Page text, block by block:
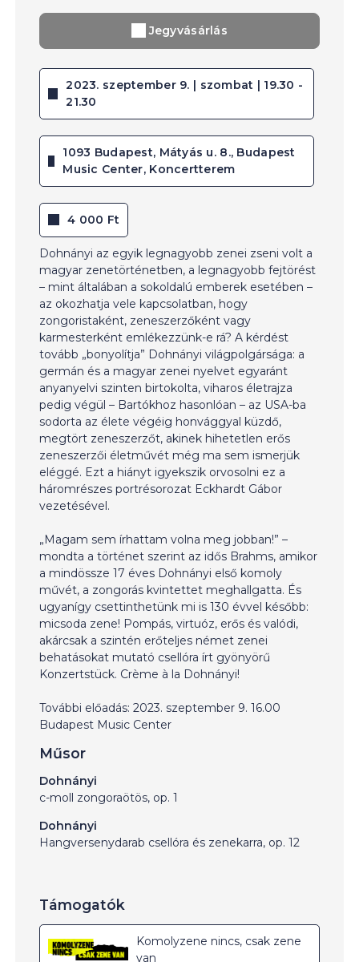
Jegyvásárlás
2023. szeptember 9. | szombat | 19.30 -
21.30
1093 Budapest, Mátyás u. 8., Budapest
Music Center, Koncertterem
4 000 Ft
Dohnányi az egyik legnagyobb zenei zseni volt a
magyar zenetörténetben, a legnagyobb fejtörést
– mint általában a sokoldalú emberek esetében –
az okozhatja vele kapcsolatban, hogy
zongoristaként, zeneszerzőként vagy
karmesterként emlékezzünk-e rá? A kérdést
tovább „bonyolítja” Dohnányi világpolgársága: a
germán és a magyar zenei nyelvet egyaránt
anyanyelvi szinten birtokolta, viharos életrajza
pedig végül – Bartókhoz hasonlóan – az USA-ba
sodorta az élete végéig honvággyal küzdő,
megtört zeneszerzőt, akinek hihetetlen erős
zeneszerzői életművét még ma sem ismerjük
eléggé. Ezt a hiányt igyekszik orvosolni ez a
háromrészes portrésorozat Eckhardt Gábor
vezetésével.
„Magam sem írhattam volna meg jobban!” –
mondta a történet szerint az idős Brahms, amikor
a mindössze 17 éves Dohnányi első komoly
művét, a zongorás kvintettet meghallgatta. És
ugyanígy csettinthetünk mi is 130 évvel később:
micsoda zene! Pompás, virtuóz, erős és valódi,
akárcsak a szintén erőteljes német zenei
behatásokat mutató csellóra írt gyönyörű
Konzertstück. Crème à la Dohnányi!
További előadás: 2023. szeptember 9. 16.00
Budapest Music Center
Műsor
Dohnányi
c-moll zongoraötös, op. 1
Dohnányi
Hangversenydarab csellóra és zenekarra, op. 12
Támogatók
Komolyzene nincs, csak zene
van